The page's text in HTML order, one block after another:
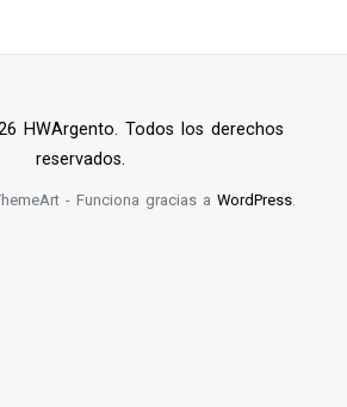
HWArgento. Todos los derechos
reservados.
- Funciona gracias a WordPress.